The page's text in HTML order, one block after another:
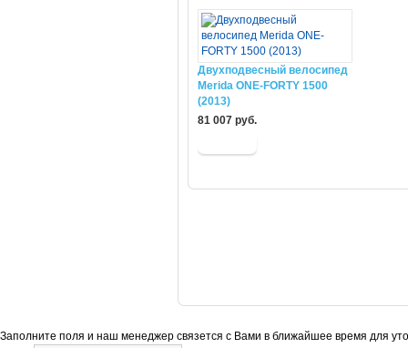
Двухподвесный велосипед
Merida ONE-FORTY 1500
(2013)
81 007 руб.
Заполните поля и наш менеджер связется с Вами в ближайшее время для